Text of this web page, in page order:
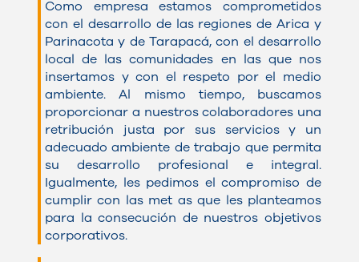
Como empresa estamos comprometidos
con el desarrollo de las regiones de Arica y
Parinacota y de Tarapacá, con el desarrollo
local de las comunidades en las que nos
insertamos y con el respeto por el medio
ambiente. Al mismo tiempo, buscamos
proporcionar a nuestros colaboradores una
retribución justa por sus servicios y un
adecuado ambiente de trabajo que permita
su desarrollo profesional e integral.
Igualmente, les pedimos el compromiso de
cumplir con las met as que les planteamos
para la consecución de nuestros objetivos
corporativos.